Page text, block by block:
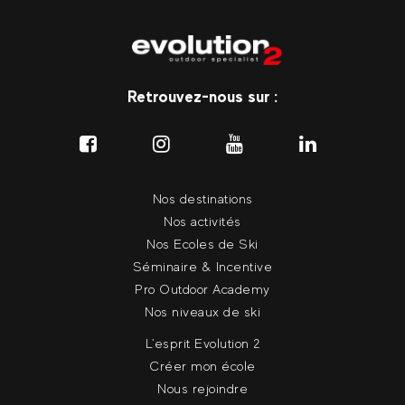
Retrouvez-nous sur :
Nos destinations
Nos activités
Nos Ecoles de Ski
Séminaire & Incentive
Pro Outdoor Academy
Nos niveaux de ski
L'esprit Evolution 2
Créer mon école
Nous rejoindre